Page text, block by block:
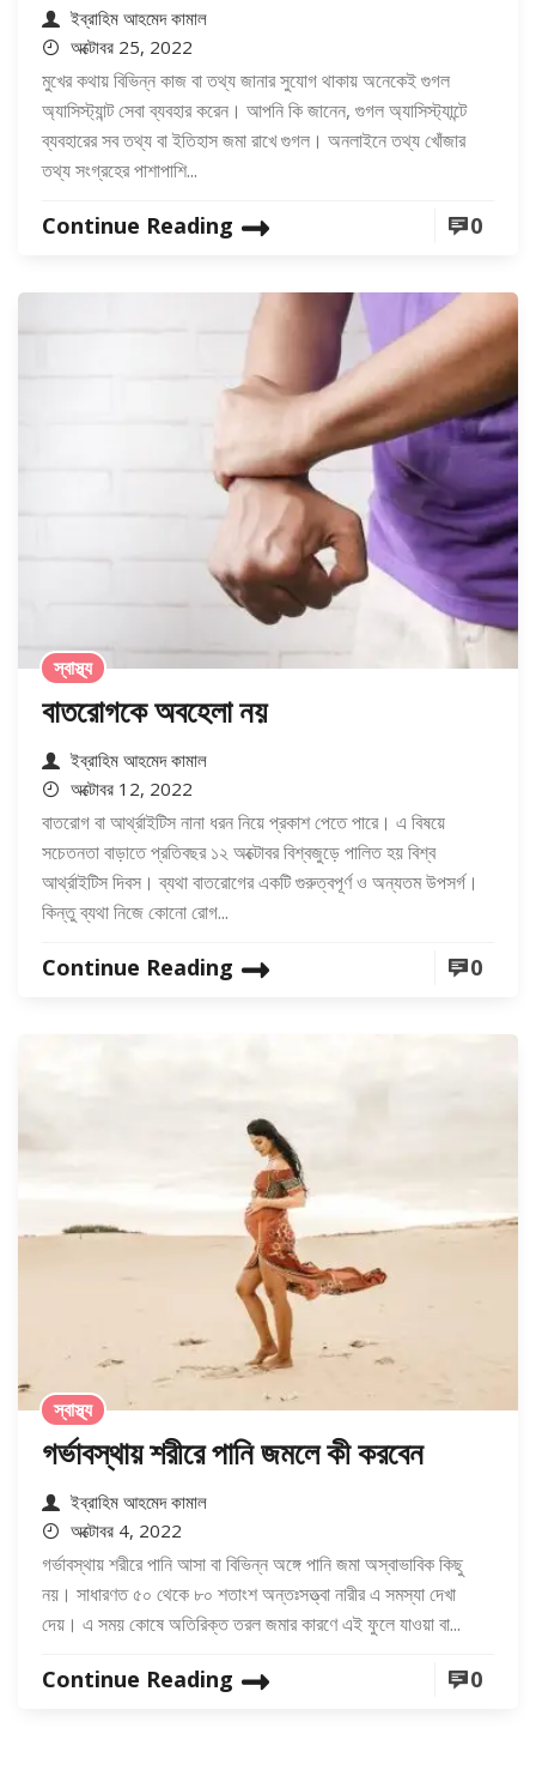
ইব্রাহিম আহমেদ কামাল
অক্টোবর 25, 2022
মুখের কথায় বিভিন্ন কাজ বা তথ্য জানার সুযোগ থাকায় অনেকেই গুগল
অ্যাসিস্ট্যান্ট সেবা ব্যবহার করেন। আপনি কি জানেন, গুগল অ্যাসিস্ট্যান্টে
ব্যবহারের সব তথ্য বা ইতিহাস জমা রাখে গুগল। অনলাইনে তথ্য খোঁজার
তথ্য সংগ্রহের পাশাপাশি...
Continue Reading 0
স্বাস্থ্য
বাতরোগকে অবহেলা নয়
ইব্রাহিম আহমেদ কামাল
অক্টোবর 12, 2022
বাতরোগ বা আর্থ্রাইটিস নানা ধরন নিয়ে প্রকাশ পেতে পারে। এ বিষয়ে
সচেতনতা বাড়াতে প্রতিবছর ১২ অক্টোবর বিশ্বজুড়ে পালিত হয় বিশ্ব
আর্থ্রাইটিস দিবস। ব্যথা বাতরোগের একটি গুরুত্বপূর্ণ ও অন্যতম উপসর্গ।
কিন্তু ব্যথা নিজে কোনো রোগ...
Continue Reading 0
স্বাস্থ্য
গর্ভাবস্থায় শরীরে পানি জমলে কী করবেন
ইব্রাহিম আহমেদ কামাল
অক্টোবর 4, 2022
গর্ভাবস্থায় শরীরে পানি আসা বা বিভিন্ন অঙ্গে পানি জমা অস্বাভাবিক কিছু
নয়। সাধারণত ৫০ থেকে ৮০ শতাংশ অন্তঃসত্ত্বা নারীর এ সমস্যা দেখা
দেয়। এ সময় কোষে অতিরিক্ত তরল জমার কারণে এই ফুলে যাওয়া বা...
Continue Reading 0